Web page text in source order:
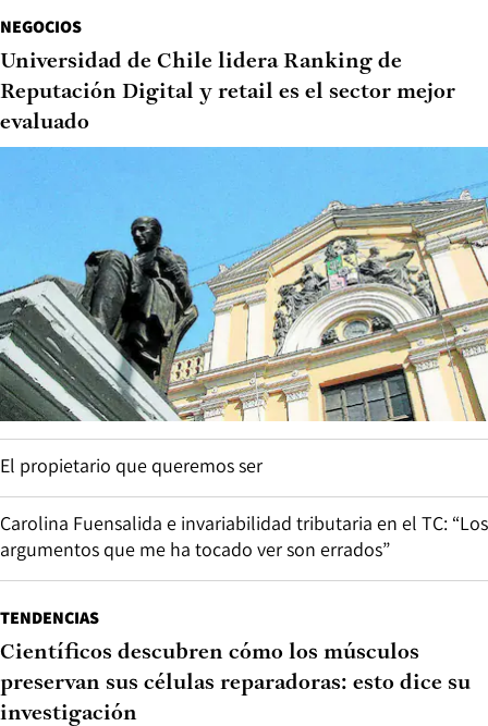
NEGOCIOS
Universidad de Chile lidera Ranking de
Reputación Digital y retail es el sector mejor
evaluado
El propietario que queremos ser
Carolina Fuensalida e invariabilidad tributaria en el TC: “Los
argumentos que me ha tocado ver son errados”
TENDENCIAS
Científicos descubren cómo los músculos
preservan sus células reparadoras: esto dice su
investigación